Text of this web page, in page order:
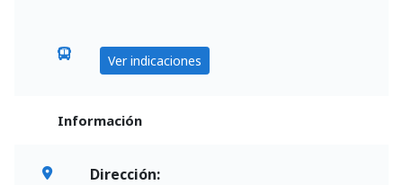
Ver indicaciones
Información
Dirección: